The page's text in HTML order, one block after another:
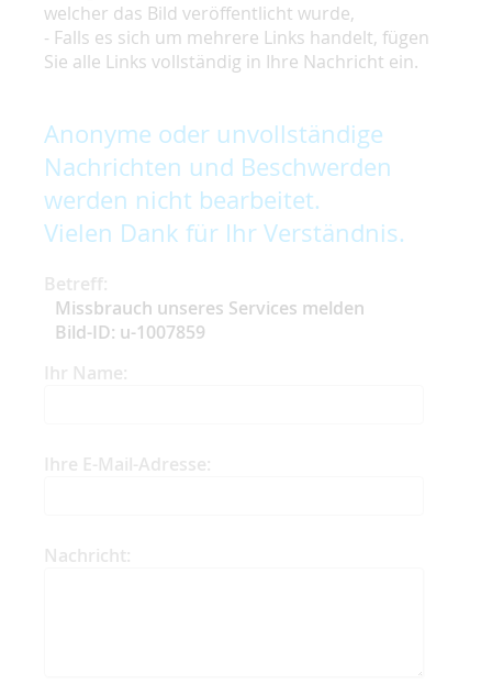
welcher das Bild veröffentlicht wurde,
- Falls es sich um mehrere Links handelt, fügen
Sie alle Links vollständig in Ihre Nachricht ein.
Anonyme oder unvollständige
Nachrichten und Beschwerden
werden nicht bearbeitet.
Vielen Dank für Ihr Verständnis.
Betreff:
Missbrauch unseres Services melden
Bild-ID: u-1007859
Ihr Name:
Ihre E-Mail-Adresse:
Nachricht: